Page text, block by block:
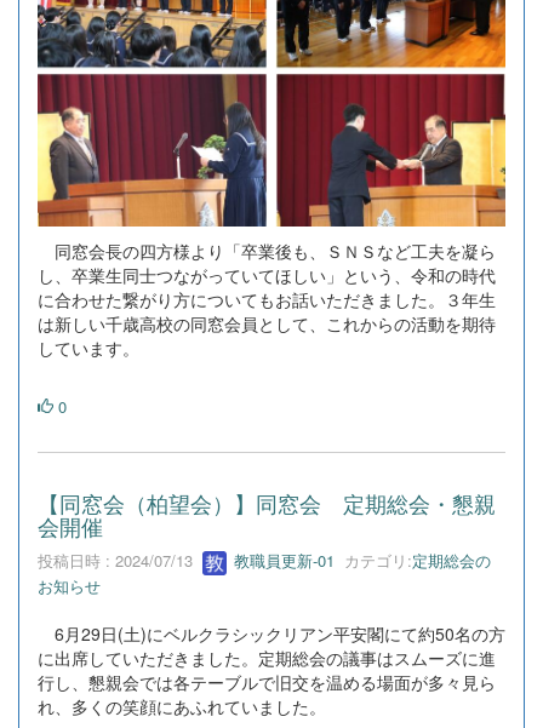
同窓会長の四方様より「卒業後も、ＳＮＳなど工夫を凝ら
し、卒業生同士つながっていてほしい」という、令和の時代
に合わせた繋がり方についてもお話いただきました。３年生
は新しい千歳高校の同窓会員として、これからの活動を期待
しています。
0
【同窓会（柏望会）】同窓会 定期総会・懇親
会開催
投稿日時 : 2024/07/13 教職員更新-01 カテゴリ:定期総会の
お知らせ
6月29日(土)にベルクラシックリアン平安閣にて約50名の方
に出席していただきました。定期総会の議事はスムーズに進
行し、懇親会では各テーブルで旧交を温める場面が多々見ら
れ、多くの笑顔にあふれていました。